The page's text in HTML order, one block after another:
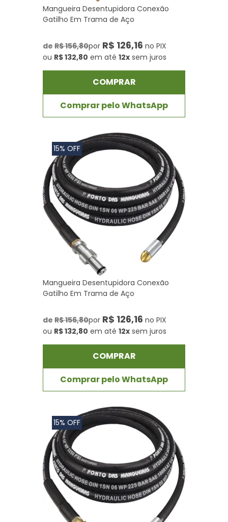
Mangueira Desentupidora Conexão
Gatilho Em Trama de Aço
de R$ 156,80por R$ 126,16 no PIX
ou R$ 132,80 em até 12x sem juros
COMPRAR
Comprar pelo WhatsApp
15% OFF
Mangueira Desentupidora Conexão
Gatilho Em Trama de Aço
de R$ 156,80por R$ 126,16 no PIX
ou R$ 132,80 em até 12x sem juros
COMPRAR
Comprar pelo WhatsApp
15% OFF